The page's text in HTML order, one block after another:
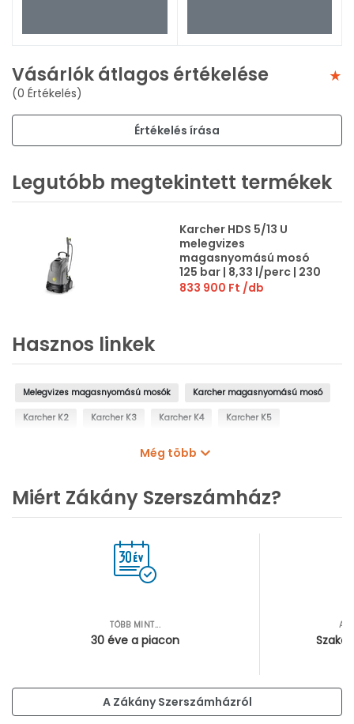
Vásárlók átlagos értékelése
(0 Értékelés)
Értékelés írása
Legutóbb megtekintett termékek
Karcher HDS 5/13 U
melegvizes
magasnyomású mosó
125 bar | 8,33 l/perc | 230
V
833 900 Ft /db
Hasznos linkek
Melegvizes magasnyomású mosók Karcher magasnyomású mosó
Karcher K2 Karcher K3 Karcher K4 Karcher K5
Magasnyomású mosó tömlők Magasnyomású mosó fúvókák
Magasnyomású mosó kefék
Még több
Miért Zákány Szerszámház?
TÖBB MINT...
30 éve a piacon
A Zákány Szerszámházról